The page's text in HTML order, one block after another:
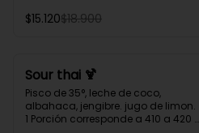
Unidades)
$15.120$18.900
Sour thai 🍹
Pisco de 35°, leche de coco,
albahaca, jengibre. jugo de limon.
1 Porción corresponde a 410 a 420